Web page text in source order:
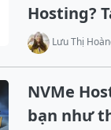
Hosting?
Lưu Thị
NVMe
bạn như